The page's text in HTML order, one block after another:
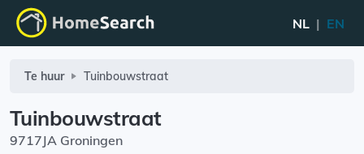
NL | EN
Te huur Tuinbouwstraat
Tuinbouwstraat
9717JA Groningen